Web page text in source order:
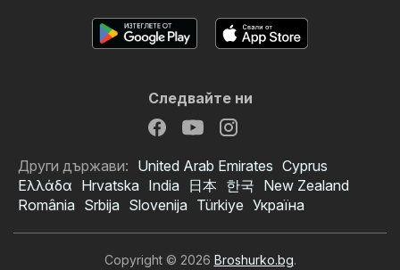
Следвайте ни
Други държави: United Arab Emirates Cyprus
Ελλάδα Hrvatska India 日本 한국 New Zealand
România Srbija Slovenija Türkiye Україна
Copyright © 2026 Broshurko.bg.